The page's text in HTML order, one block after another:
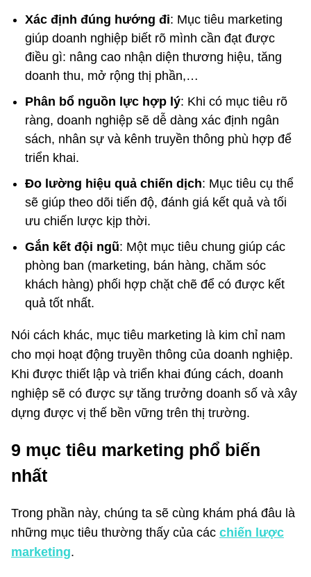
Xác định đúng hướng đi: Mục tiêu marketing
giúp doanh nghiệp biết rõ mình cần đạt được
điều gì: nâng cao nhận diện thương hiệu, tăng
doanh thu, mở rộng thị phần,…
Phân bổ nguồn lực hợp lý: Khi có mục tiêu rõ
ràng, doanh nghiệp sẽ dễ dàng xác định ngân
sách, nhân sự và kênh truyền thông phù hợp để
triển khai.
Đo lường hiệu quả chiến dịch: Mục tiêu cụ thể
sẽ giúp theo dõi tiến độ, đánh giá kết quả và tối
ưu chiến lược kịp thời.
Gắn kết đội ngũ: Một mục tiêu chung giúp các
phòng ban (marketing, bán hàng, chăm sóc
khách hàng) phối hợp chặt chẽ để có được kết
quả tốt nhất.
Nói cách khác, mục tiêu marketing là kim chỉ nam
cho mọi hoạt động truyền thông của doanh nghiệp.
Khi được thiết lập và triển khai đúng cách, doanh
nghiệp sẽ có được sự tăng trưởng doanh số và xây
dựng được vị thế bền vững trên thị trường.
9 mục tiêu marketing phổ biến
nhất
Trong phần này, chúng ta sẽ cùng khám phá đâu là
những mục tiêu thường thấy của các chiến lược
marketing.